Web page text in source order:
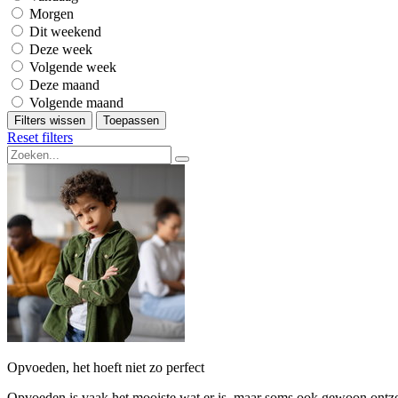
Morgen
Dit weekend
Deze week
Volgende week
Deze maand
Volgende maand
Filters wissen Toepassen
Reset filters
Opvoeden, het hoeft niet zo perfect